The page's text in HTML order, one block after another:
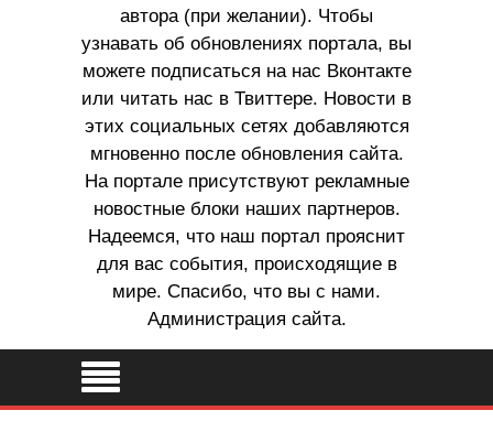
автора (при желании). Чтобы
узнавать об обновлениях портала, вы
можете подписаться на нас Вконтакте
или читать нас в Твиттере. Новости в
этих социальных сетях добавляются
мгновенно после обновления сайта.
На портале присутствуют рекламные
новостные блоки наших партнеров.
Надеемся, что наш портал прояснит
для вас события, происходящие в
мире. Спасибо, что вы с нами.
Администрация сайта.